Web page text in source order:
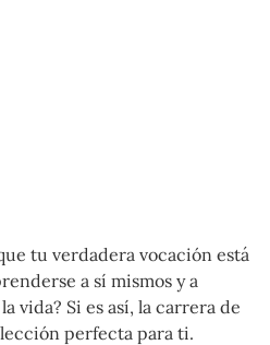
tu verdadera vocación está
a sí mismos y a
vida? Si es así, la carrera de
perfecta para ti.